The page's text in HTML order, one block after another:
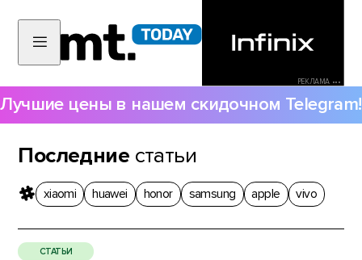
РЕКЛАМА •••
Лучшие цены в нашем скидочном Telegram!
Последние статьи
xiaomi huawei honor samsung apple vivo
СТАТЬИ